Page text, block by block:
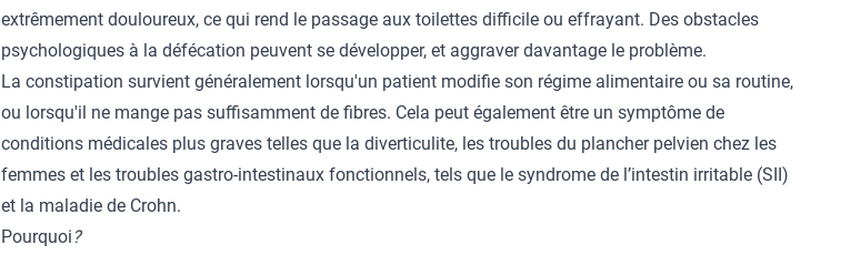
extrêmement douloureux, ce qui rend le passage aux toilettes difficile ou effrayant. Des obstacles
psychologiques à la défécation peuvent se développer, et aggraver davantage le problème.
La constipation survient généralement lorsqu'un patient modifie son régime alimentaire ou sa routine,
ou lorsqu'il ne mange pas suffisamment de fibres. Cela peut également être un symptôme de
conditions médicales plus graves telles que la diverticulite, les troubles du plancher pelvien chez les
femmes et les troubles gastro-intestinaux fonctionnels, tels que le syndrome de l’intestin irritable (SII)
et la maladie de Crohn.
Pourquoi ?